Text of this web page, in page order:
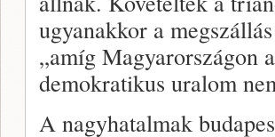
ugyanakkor a
„amíg Magyarországon
demokratikus uralom
A nagyhatalmak